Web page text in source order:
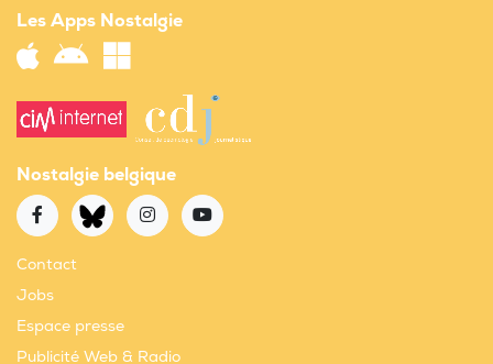
Les Apps Nostalgie
Nostalgie belgique
Contact
Jobs
Espace presse
Publicité Web & Radio